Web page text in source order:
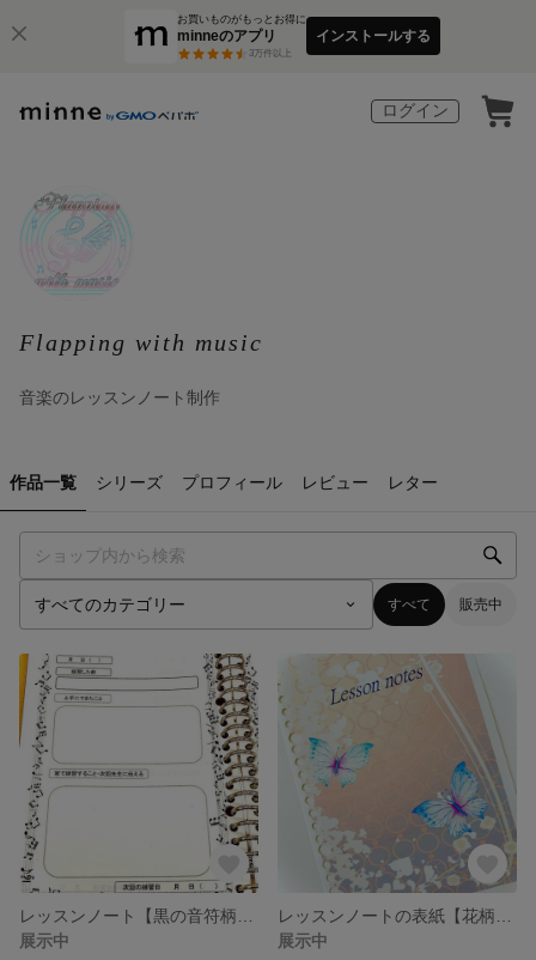
お買いものがもっとお得に
minneのアプリ
3万件以上
インストールする
ログイン
Flapping with music
音楽のレッスンノート制作
作品一覧 シリーズ プロフィール レビュー レター
すべて 販売中
展示中
展示中